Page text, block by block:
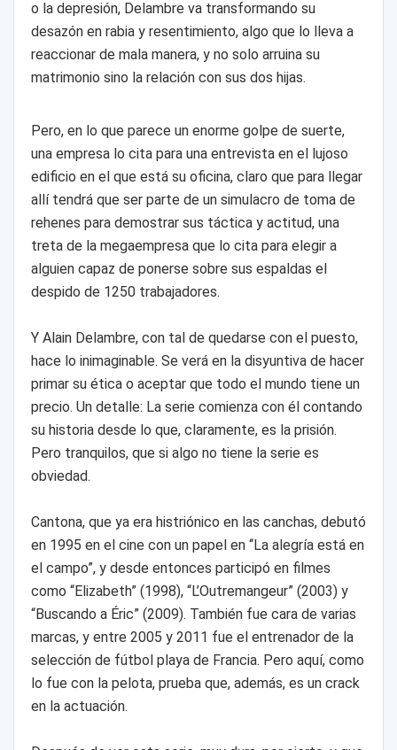
o la depresión, Delambre va transformando su
desazón en rabia y resentimiento, algo que lo lleva a
reaccionar de mala manera, y no solo arruina su
matrimonio sino la relación con sus dos hijas.
Pero, en lo que parece un enorme golpe de suerte,
una empresa lo cita para una entrevista en el lujoso
edificio en el que está su oficina, claro que para llegar
allí tendrá que ser parte de un simulacro de toma de
rehenes para demostrar sus táctica y actitud, una
treta de la megaempresa que lo cita para elegir a
alguien capaz de ponerse sobre sus espaldas el
despido de 1250 trabajadores.
Y Alain Delambre, con tal de quedarse con el puesto,
hace lo inimaginable. Se verá en la disyuntiva de hacer
primar su ética o aceptar que todo el mundo tiene un
precio. Un detalle: La serie comienza con él contando
su historia desde lo que, claramente, es la prisión.
Pero tranquilos, que si algo no tiene la serie es
obviedad.
Cantona, que ya era histriónico en las canchas, debutó
en 1995 en el cine con un papel en “La alegría está en
el campo”, y desde entonces participó en filmes
como “Elizabeth” (1998), “L’Outremangeur” (2003) y
“Buscando a Éric” (2009). También fue cara de varias
marcas, y entre 2005 y 2011 fue el entrenador de la
selección de fútbol playa de Francia. Pero aquí, como
lo fue con la pelota, prueba que, además, es un crack
en la actuación.